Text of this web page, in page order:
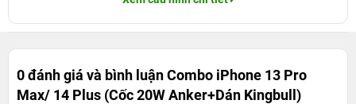
0 đánh giá và bình luậnCombo iPhone 13 Pro
Max/ 14 Plus (Cốc 20W Anker+Dán Kingbull)